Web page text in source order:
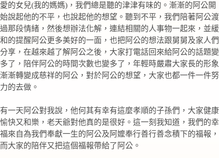
愛的女兒(我的媽媽)，我們總是聽的津津有味的。漸漸的阿公開
始說起他的不平，也說起他的想望。聽到不平，我們陪著阿公渡
過那段情緒，然後想辦法化解，連結相關的人事物一起來，並緩
和的提醒阿公更多美好的一面，也把阿公的想法跟舅舅及家人們
分享，在越來越了解阿公之後，大家打電話回來給阿公的話題變
多了，陪伴阿公的時間次數也變多了，年輕時嚴肅大家長的形象
漸漸轉變成慈祥的阿公，對於阿公的想望，大家也都一件一件努
力的去做。
有一天阿公對我說，他何其有幸有這麼孝順的子孫們，大家健康
愉快又和樂，老天爺對他真的是很好。這一刻我知道，我們的幸
福來自為我們奉獻一生的阿公及阿嬤奉行善行善念積下的福報，
而大家的陪伴又把這個福報帶給了阿公。